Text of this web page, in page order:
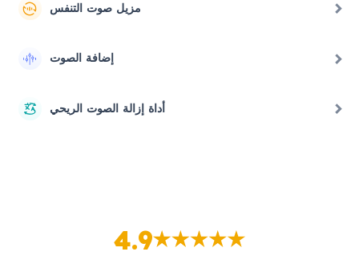
مزيل صوت التنفس
إضافة الصوت
أداة إزالة الصوت الريحي
4.9